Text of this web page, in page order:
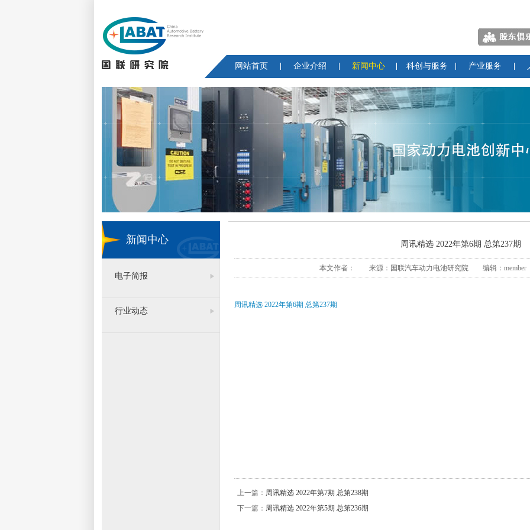
网站首页 企业介绍 新闻中心 科创与服务 产业服务
新闻中心
电子简报
行业动态
周讯精选 2022年第6期 总第237期
本文作者： 来源：国联汽车动力电池研究院 编辑：
周讯精选 2022年第6期 总第237期
上一篇： 周讯精选 2022年第7期 总第238期
下一篇： 周讯精选 2022年第5期 总第236期